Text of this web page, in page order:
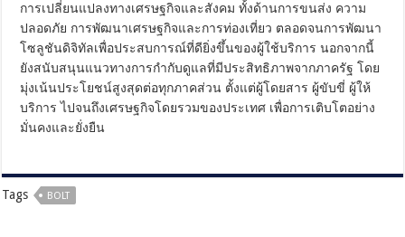
การเปลี่ยนแปลงทางเศรษฐกิจและสังคม ทั้งด้านการขนส่ง ความ
ปลอดภัย การพัฒนาเศรษฐกิจและการท่องเที่ยว ตลอดจนการพัฒนา
โซลูชันดิจิทัลเพื่อประสบการณ์ที่ดียิ่งขึ้นของผู้ใช้บริการ นอกจากนี้
ยังสนับสนุนแนวทางการกำกับดูแลที่มีประสิทธิภาพจากภาครัฐ โดย
มุ่งเน้นประโยชน์สูงสุดต่อทุกภาคส่วน ตั้งแต่ผู้โดยสาร ผู้ขับขี่ ผู้ให้
บริการ ไปจนถึงเศรษฐกิจโดยรวมของประเทศ เพื่อการเติบโตอย่าง
มั่นคงและยั่งยืน​​​​​​​​​​​​​​​​
Tags BOLT